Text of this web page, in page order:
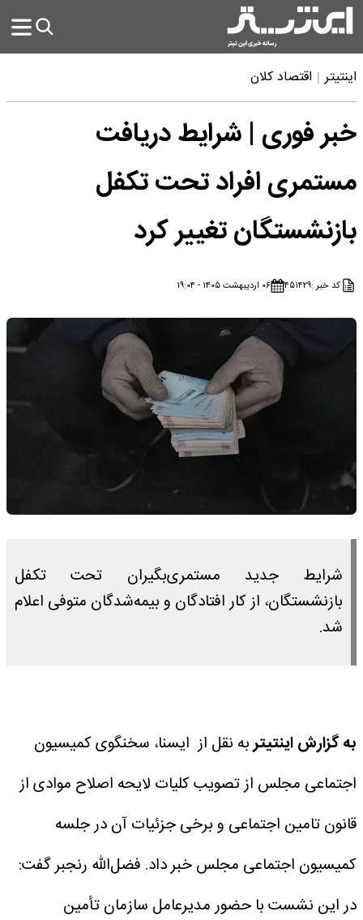
اینتیتر اقتصاد کلان
خبر فوری | شرایط دریافت
مستمری افراد تحت تکفل
بازنشستگان تغییر کرد
کد خبر :۴۵۱۴۲۹ ۰۶ اردیبهشت ۱۴۰۵ - ۱۹:۰۴
شرایط جدید مستمری‌بگیران تحت تکفل
بازنشستگان، از کار افتادگان و بیمه‌شدگان متوفی اعلام
شد.
به گزارش اینتیتربه نقل از ایسنا، سخنگوی کمیسیون
اجتماعی مجلس از تصویب کلیات لایحه اصلاح موادی از
قانون تامین اجتماعی و برخی جزئیات آن در جلسه
کمیسیون اجتماعی مجلس خبر داد. فضل‌الله رنجبر گفت:
در این نشست با حضور مدیرعامل سازمان تأمین